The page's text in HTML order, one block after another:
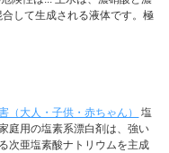
して生成される液体です。極
（大人・子供・赤ちゃん）
塩
庭用の塩素系漂白剤は、強い
次亜塩素酸ナトリウムを主成